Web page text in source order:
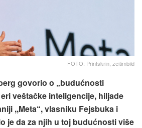
FOTO: Printskrin, zeitimbild
govorio o „budućnosti
veštačke inteligencije, hiljade
,,Meta“, vlasniku Fejsbuka i
je da za njih u toj budućnosti više